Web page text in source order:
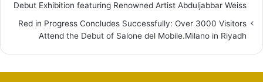
Debut Exhibition featuring Renowned Artist Abduljabbar Weiss
Red in Progress Concludes Successfully: Over 3000 Visitors
Attend the Debut of Salone del Mobile.Milano in Riyadh